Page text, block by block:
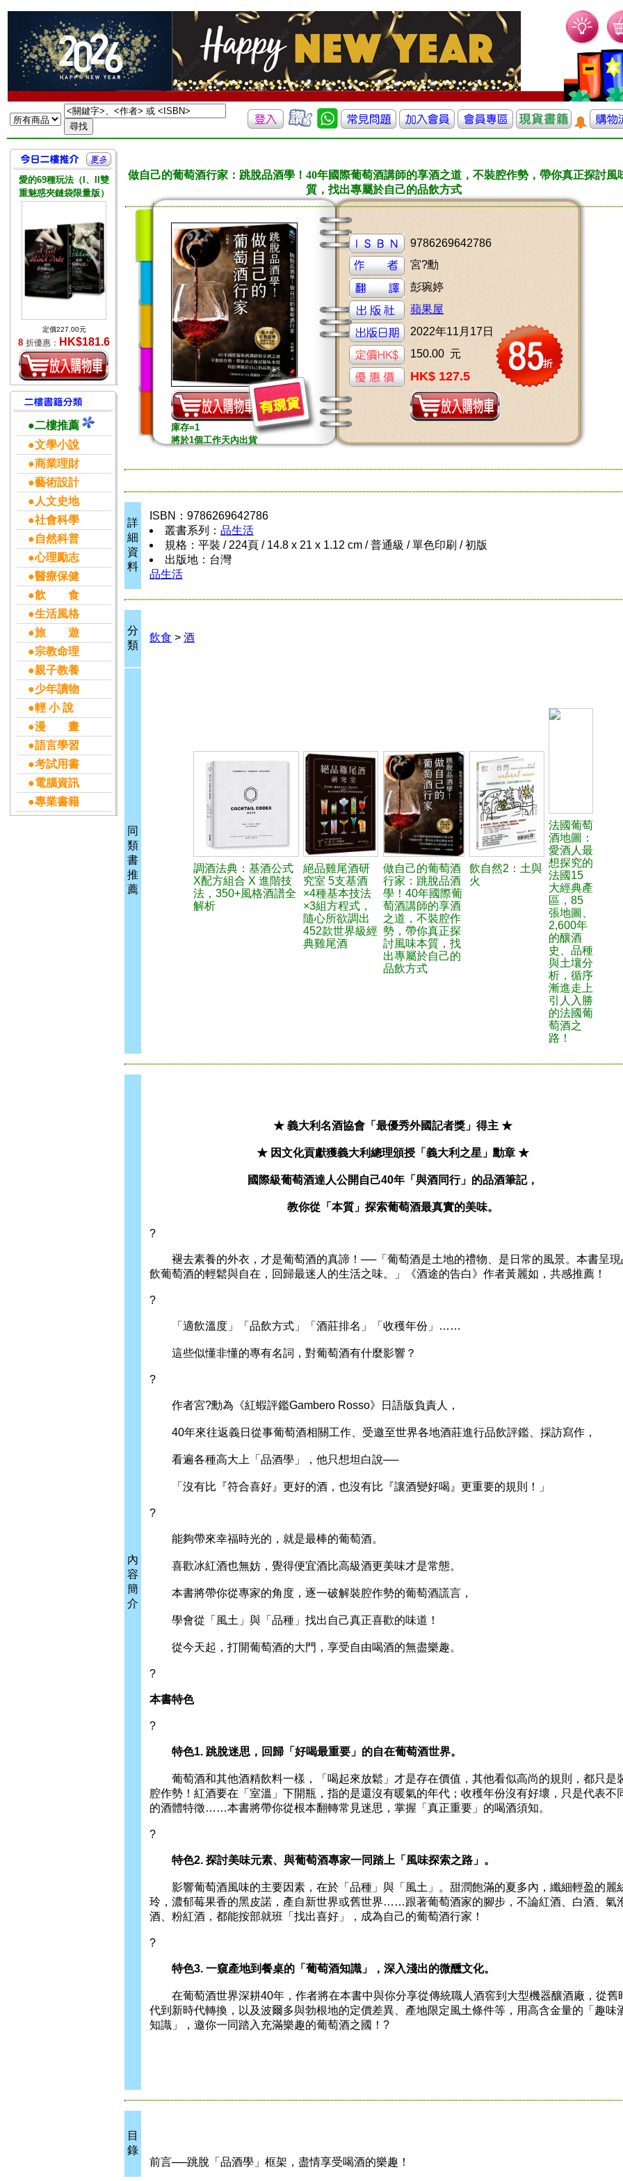
愛的69種玩法（I、II雙
重魅惑夾鏈袋限量版）
定價227.00元
8 折優惠： HK$181.6
●二樓推薦
●文學小說
●商業理財
●藝術設計
●人文史地
●社會科學
●自然科普
●心理勵志
●醫療保健
●飲 食
●生活風格
●旅 遊
●宗教命理
●親子教養
●少年讀物
●輕 小 說
●漫 畫
●語言學習
●考試用書
●電腦資訊
●專業書籍
做自己的葡萄酒行家：跳脫品酒學！40年國際葡萄酒講師的享酒之道，不裝腔作勢，帶你真正探討風
質，找出專屬於自己的品飲方式
庫存=1
將於1個工作天內出貨
9786269642786
宮?勳
彭琬婷
蘋果屋
2022年11月17日
150.00 元
HK$ 127.5
詳
細
資
料
ISBN：9786269642786
叢書系列： 品生活
規格：平裝 / 224頁 / 14.8 x 21 x 1.12 cm / 普通級 / 單色印刷 / 初版
出版地：台灣
品生活
分
類
飲食 > 酒
同
類
書
推
薦
調酒法典：基酒公式
X配方組合 X 進階技
法，350+風格酒譜全
解析
絕品雞尾酒研
究室 5支基酒
×4種基本技法
×3組方程式，
隨心所欲調出
452款世界級經
典雞尾酒
做自己的葡萄酒
行家：跳脫品酒
學！40年國際葡
萄酒講師的享酒
之道，不裝腔作
勢，帶你真正探
討風味本質，找
出專屬於自己的
品飲方式
飲自然2：土與
火
法國葡萄
酒地圖：
愛酒人最
想探究的
法國15
大經典產
區，85
張地圖、
2,600年
的釀酒
史、品種
與土壤分
析，循序
漸進走上
引人入勝
的法國葡
萄酒之
路！
內
容
簡
介
★ 義大利名酒協會「最優秀外國記者獎」得主 ★
★ 因文化貢獻獲義大利總理頒授「義大利之星」勳章 ★
國際級葡萄酒達人公開自己40年「與酒同行」的品酒筆記，
教你從「本質」探索葡萄酒最真實的美味。
?
褪去素養的外衣，才是葡萄酒的真諦！──「葡萄酒是土地的禮物、是日常的風景。本書呈現
飲葡萄酒的輕鬆與自在，回歸最迷人的生活之味。」《酒途的告白》作者黃麗如，共感推薦！
?
「適飲溫度」「品飲方式」「酒莊排名」「收穫年份」……
這些似懂非懂的專有名詞，對葡萄酒有什麼影響？
?
作者宮?勳為《紅蝦評鑑Gambero Rosso》日語版負責人，
40年來往返義日從事葡萄酒相關工作、受邀至世界各地酒莊進行品飲評鑑、採訪寫作，
看遍各種高大上「品酒學」，他只想坦白說──
「沒有比『符合喜好』更好的酒，也沒有比『讓酒變好喝』更重要的規則！」
?
能夠帶來幸福時光的，就是最棒的葡萄酒。
喜歡冰紅酒也無妨，覺得便宜酒比高級酒更美味才是常態。
本書將帶你從專家的角度，逐一破解裝腔作勢的葡萄酒謊言，
學會從「風土」與「品種」找出自己真正喜歡的味道！
從今天起，打開葡萄酒的大門，享受自由喝酒的無盡樂趣。
?
本書特色
?
特色1. 跳脫迷思，回歸「好喝最重要」的自在葡萄酒世界。
葡萄酒和其他酒精飲料一樣，「喝起來放鬆」才是存在價值，其他看似高尚的規則，都只是
腔作勢！紅酒要在「室溫」下開瓶，指的是還沒有暖氣的年代；收穫年份沒有好壞，只是代表不
的酒體特徵……本書將帶你從根本翻轉常見迷思，掌握「真正重要」的喝酒須知。
?
特色2. 探討美味元素、與葡萄酒專家一同踏上「風味探索之路」。
影響葡萄酒風味的主要因素，在於「品種」與「風土」。甜潤飽滿的夏多內，纖細輕盈的麗
玲，濃郁莓果香的黑皮諾，產自新世界或舊世界……跟著葡萄酒家的腳步，不論紅酒、白酒、氣
酒、粉紅酒，都能按部就班「找出喜好」，成為自己的葡萄酒行家！
?
特色3. 一窺產地到餐桌的「葡萄酒知識」，深入淺出的微醺文化。
在葡萄酒世界深耕40年，作者將在本書中與你分享從傳統職人酒窖到大型機器釀酒廠，從舊
代到新時代轉換，以及波爾多與勃根地的定價差異、產地限定風土條件等，用高含金量的「趣味
知識」，邀你一同踏入充滿樂趣的葡萄酒之國！?
目
錄
前言──跳脫「品酒學」框架，盡情享受喝酒的樂趣！